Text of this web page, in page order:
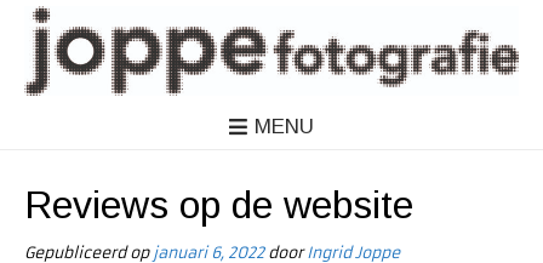
MENU
Reviews op de website
Gepubliceerd op januari 6, 2022door Ingrid Joppe